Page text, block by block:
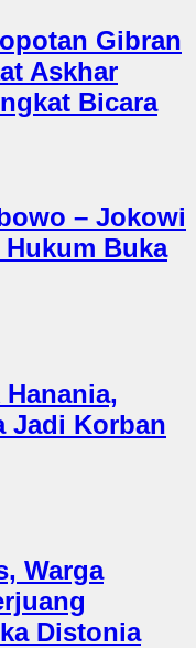
Gibran
Askhar
Bicara
– Jokowi
Buka
Jadi Korban
Warga
Distonia